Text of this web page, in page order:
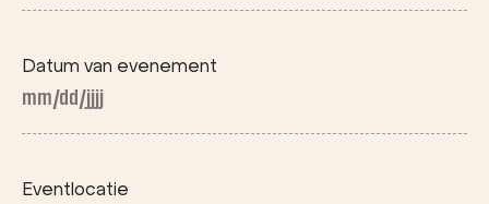
Datum van evenement
Eventlocatie